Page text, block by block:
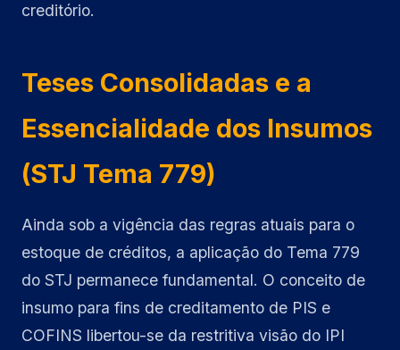
creditório.
Teses Consolidadas e a
Essencialidade dos Insumos
(STJ Tema 779)
Ainda sob a vigência das regras atuais para o
estoque de créditos, a aplicação do Tema 779
do STJ permanece fundamental. O conceito de
insumo para fins de creditamento de PIS e
COFINS libertou-se da restritiva visão do IPI